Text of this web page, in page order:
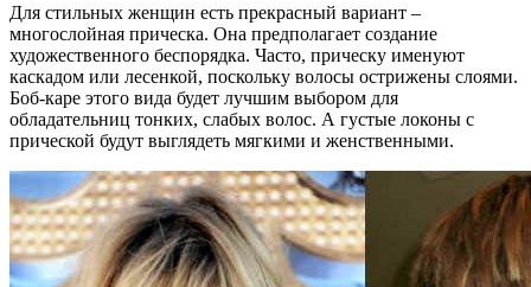
Для стильных женщин есть прекрасный вариант –
многослойная прическа. Она предполагает создание
художественного беспорядка. Часто, прическу именуют
каскадом или лесенкой, поскольку волосы острижены слоями.
Боб-каре этого вида будет лучшим выбором для
обладательниц тонких, слабых волос. А густые локоны с
прической будут выглядеть мягкими и женственными.